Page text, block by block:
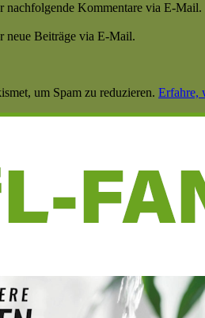
nachfolgende Kommentare via E-Mail.
neue Beiträge via E-Mail.
um Spam zu reduzieren. Erfahre,